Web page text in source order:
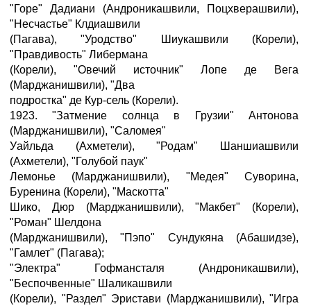
"Горе" Дадиани (Андроникашвили, Поцхверашвили),
"Несчастье" Клдиашвили
(Пагава), "Уродство" Шиукашвили (Корели),
"Правдивость" Либермана
(Корели), "Овечий источник" Лопе де Вега
(Марджанишвили), "Два
подростка" де Кур-сель (Корели).
1923. "Затмение солнца в Грузии" Антонова
(Марджанишвили), "Саломея"
Уайльда (Ахметели), "Родам" Шаншиашвили
(Ахметели), "Голубой паук"
Лемонье (Марджанишвили), "Медея" Суворина,
Буренина (Корели), "Маскотта"
Шико, Дюр (Марджанишвили), "Макбет" (Корели),
"Роман" Шелдона
(Марджанишвили), "Пэпо" Сундукяна (Абашидзе),
"Гамлет" (Пагава);
"Электра" Гофмансталя (Андроникашвили),
"Беспочвенные" Шаликашвили
(Корели), "Раздел" Эристави (Марджанишвили), "Игра